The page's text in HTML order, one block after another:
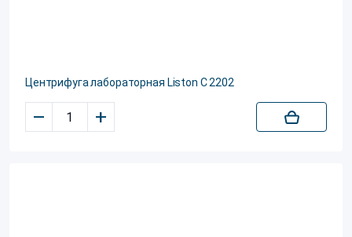
Центрифуга лабораторная Liston C 2202
– +